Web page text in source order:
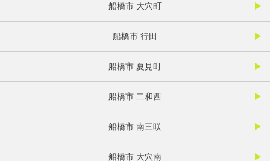
船橋市 大穴町
船橋市 行田
船橋市 夏見町
船橋市 二和西
船橋市 南三咲
船橋市 大穴南